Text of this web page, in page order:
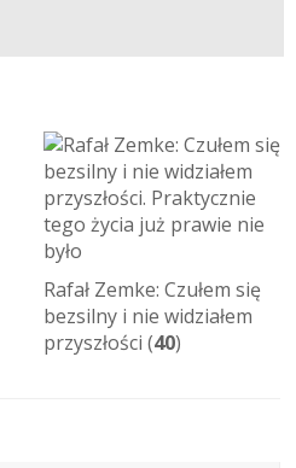
Rafał Zemke: Czułem się
bezsilny i nie widziałem
przyszłości (40)